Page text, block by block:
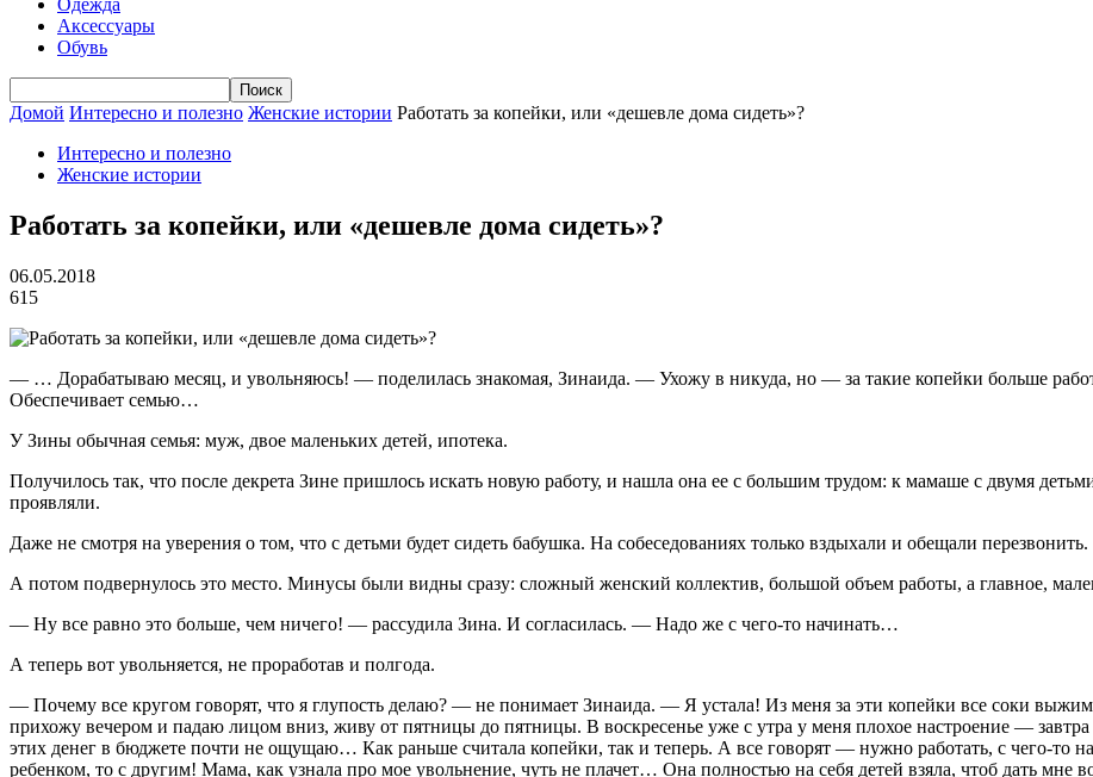
Одежда
Аксессуары
Обувь
Домой Интересно и полезно Женские истории Работать за копейки, или «дешевле дома сидеть»?
Интересно и полезно
Женские истории
Работать за копейки, или «дешевле дома сидеть»?
06.05.2018
615
— … Дорабатываю месяц, и увольняюсь! — поделилась знакомая, Зинаида. — Ухожу в никуда, но — за такие копейки больше
Обеспечивает семью…
У Зины обычная семья: муж, двое маленьких детей, ипотека.
Получилось так, что после декрета Зине пришлось искать новую работу, и нашла она ее с большим трудом: к мамаше с двумя
проявляли.
Даже не смотря на уверения о том, что с детьми будет сидеть бабушка. На собеседованиях только вздыхали и обещали перезвонить.
А потом подвернулось это место. Минусы были видны сразу: сложный женский коллектив, большой объем работы, а главное,
— Ну все равно это больше, чем ничего! — рассудила Зина. И согласилась. — Надо же с чего-то начинать…
А теперь вот увольняется, не проработав и полгода.
— Почему все кругом говорят, что я глупость делаю? — не понимает Зинаида. — Я устала! Из меня за эти копейки все соки
прихожу вечером и падаю лицом вниз, живу от пятницы до пятницы. В воскресенье уже с утра у меня плохое настроение —
этих денег в бюджете почти не ощущаю… Как раньше считала копейки, так и теперь. А все говорят — нужно работать, с чего-то
ребенком, то с другим! Мама, как узнала про мое увольнение, чуть не плачет… Она полностью на себя детей взяла, чтоб дать мне